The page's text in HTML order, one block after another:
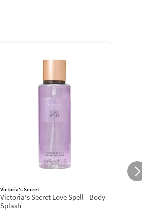
Victoria's Secret
Victoria's Secret Love Spell - Body
Splash